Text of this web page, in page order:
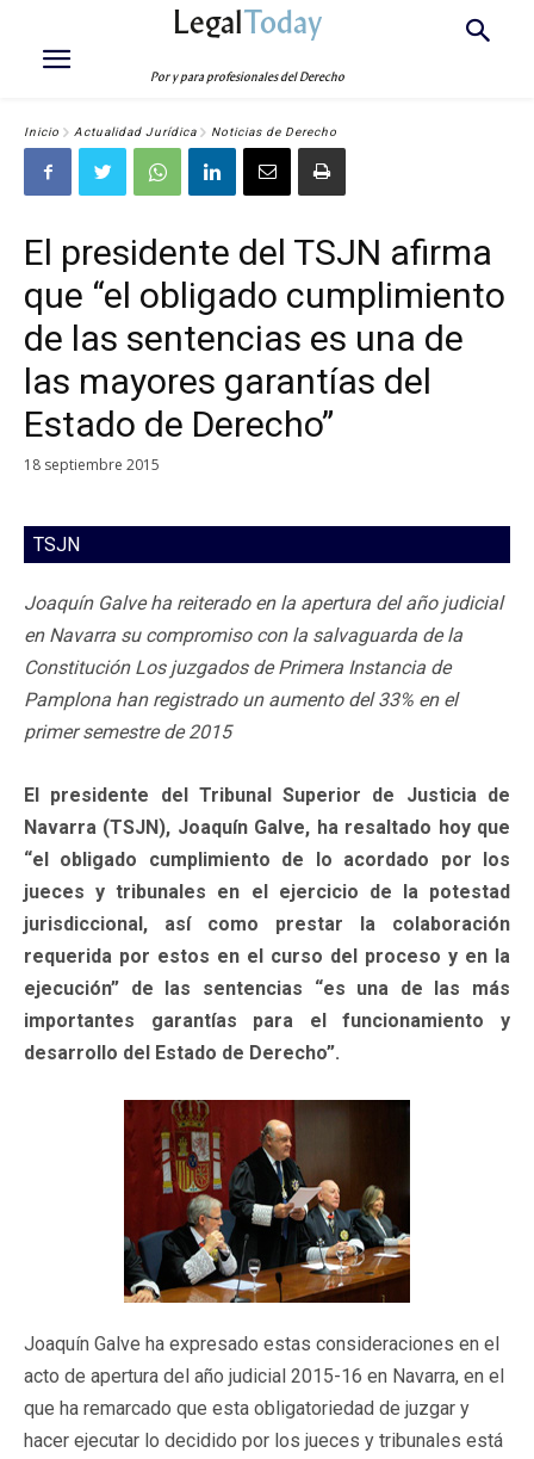
LegalToday
Por y para profesionales del Derecho
Inicio Actualidad Jurídica Noticias de Derecho
El presidente del TSJN afirma
que “el obligado cumplimiento
de las sentencias es una de
las mayores garantías del
Estado de Derecho”
18 septiembre 2015
TSJN
Joaquín Galve ha reiterado en la apertura del año judicial
en Navarra su compromiso con la salvaguarda de la
Constitución Los juzgados de Primera Instancia de
Pamplona han registrado un aumento del 33% en el
primer semestre de 2015
El presidente del Tribunal Superior de Justicia de
Navarra (TSJN), Joaquín Galve, ha resaltado hoy que
“el obligado cumplimiento de lo acordado por los
jueces y tribunales en el ejercicio de la potestad
jurisdiccional, así como prestar la colaboración
requerida por estos en el curso del proceso y en la
ejecución” de las sentencias “es una de las más
importantes garantías para el funcionamiento y
desarrollo del Estado de Derecho”.
Joaquín Galve ha expresado estas consideraciones en el
acto de apertura del año judicial 2015-16 en Navarra, en el
que ha remarcado que esta obligatoriedad de juzgar y
hacer ejecutar lo decidido por los jueces y tribunales está